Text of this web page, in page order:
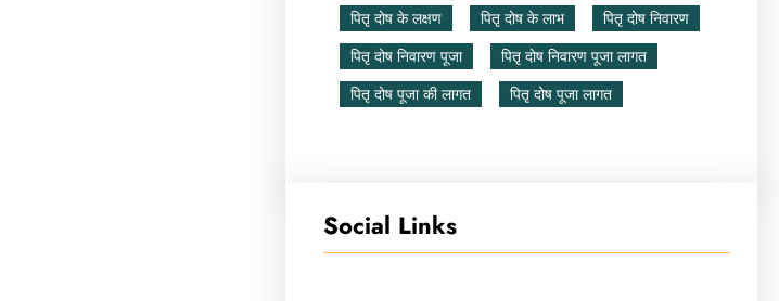
पितृ दोष के लक्षण
पितृ दोष के लाभ
पितृ दोष निवारण
पितृ दोष निवारण पूजा
पितृ दोष निवारण पूजा लागत
पितृ दोष पूजा की लागत
पितृ दोष पूजा लागत
Social Links